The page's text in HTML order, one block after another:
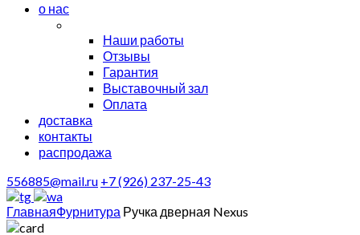
о нас
Наши работы
Отзывы
Гарантия
Выставочный зал
Оплата
доставка
контакты
распродажа
556885@mail.ru +7 (926) 237-25-43
ГлавнаяФурнитура Ручка дверная Nexus